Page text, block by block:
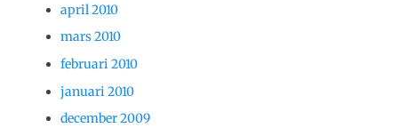
april 2010
mars 2010
februari 2010
januari 2010
december 2009